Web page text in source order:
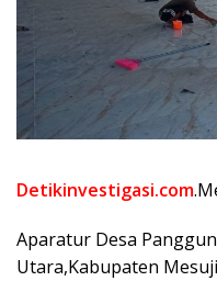
Detikinvestigasi.com
Aparatur Desa
Utara,Kabupaten